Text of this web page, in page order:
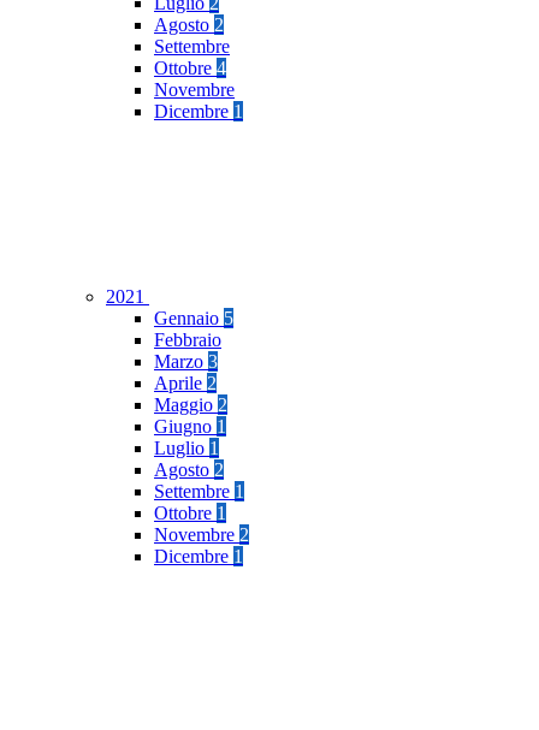
Agosto 2
Settembre
Ottobre 4
Novembre
Dicembre 1
2021
Gennaio 5
Febbraio
Marzo 3
Aprile 2
Maggio 2
Giugno 1
Luglio 1
Agosto 2
Settembre 1
Ottobre 1
Novembre 2
Dicembre 1